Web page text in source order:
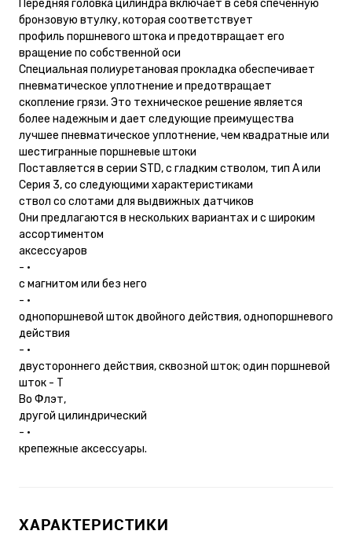
Передняя головка цилиндра включает в себя спеченную
бронзовую втулку, которая соответствует
профиль поршневого штока и предотвращает его
вращение по собственной оси
Специальная полиуретановая прокладка обеспечивает
пневматическое уплотнение и предотвращает
скопление грязи. Это техническое решение является
более надежным и дает следующие преимущества
лучшее пневматическое уплотнение, чем квадратные или
шестигранные поршневые штоки
Поставляется в серии STD, с гладким стволом, тип А или
Серия 3, со следующими характеристиками
ствол со слотами для выдвижных датчиков
Они предлагаются в нескольких вариантах и с широким
ассортиментом
аксессуаров
- •
с магнитом или без него
- •
однопоршневой шток двойного действия, однопоршневого
действия
- •
двустороннего действия, сквозной шток; один поршневой
шток - T
Во Флэт,
другой цилиндрический
- •
крепежные аксессуары.
ХАРАКТЕРИСТИКИ